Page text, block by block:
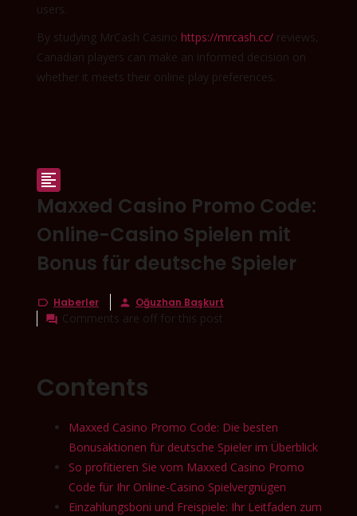
users.
By studying MrCash Casino https://mrcash.cc/ reviews,
Canadian players can make an informed decision on
whether it meets their online play preferences.

Maxxed Casino Promo Code:
Online-Casino Spielen mit
Bonus für deutsche Spieler
 Haberler  Oğuzhan Başkurt
 Comments are off for this post
Contents
Maxxed Casino Promo Code: Die besten
Bonusaktionen für deutsche Spieler im Überblick
So profitieren Sie vom Maxxed Casino Promo
Code für Ihr Online-Casino Spielvergnügen
Einzahlungsboni und Freispiele: Ihr Leitfaden zum